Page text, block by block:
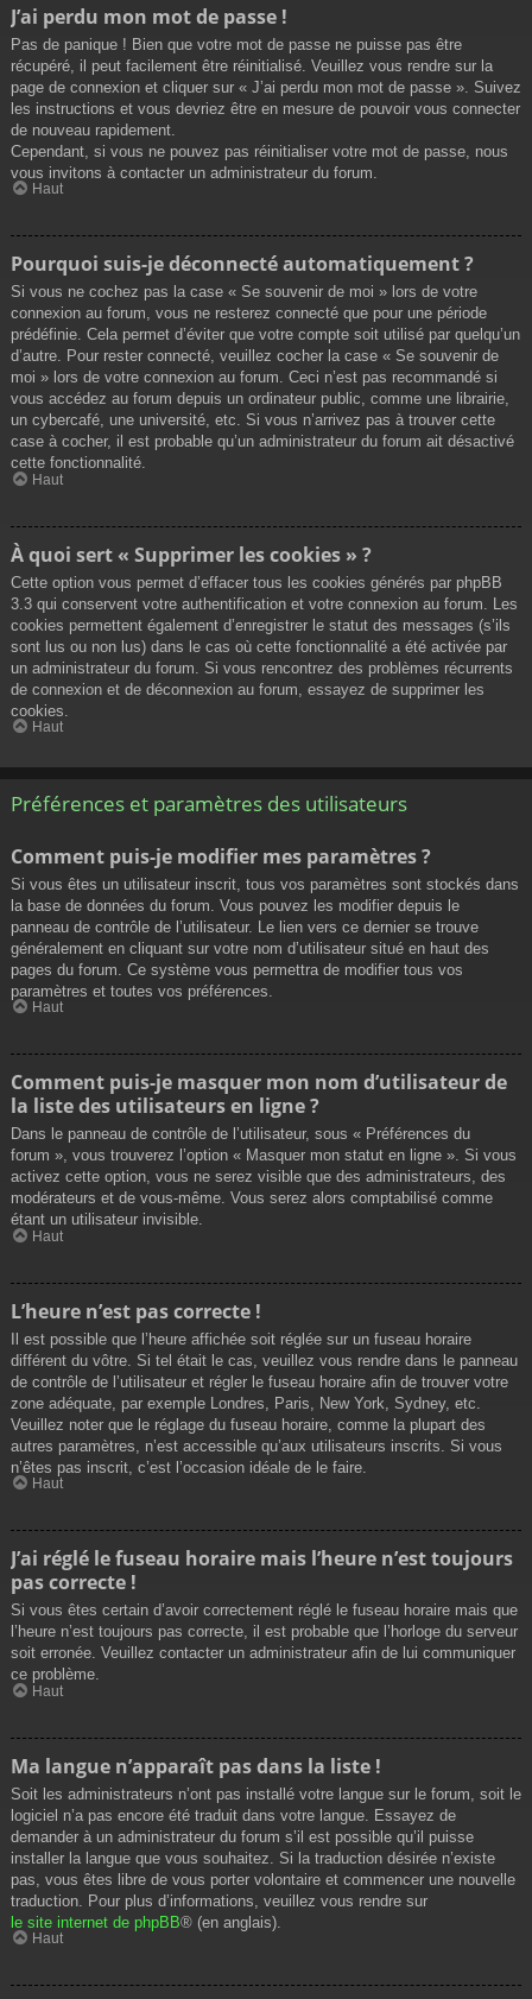
J’ai perdu mon mot de passe !
Pas de panique ! Bien que votre mot de passe ne puisse pas être
récupéré, il peut facilement être réinitialisé. Veuillez vous rendre sur la
page de connexion et cliquer sur « J’ai perdu mon mot de passe ». Suivez
les instructions et vous devriez être en mesure de pouvoir vous connecter
de nouveau rapidement.
Cependant, si vous ne pouvez pas réinitialiser votre mot de passe, nous
vous invitons à contacter un administrateur du forum.
Haut
Pourquoi suis-je déconnecté automatiquement ?
Si vous ne cochez pas la case « Se souvenir de moi » lors de votre
connexion au forum, vous ne resterez connecté que pour une période
prédéfinie. Cela permet d’éviter que votre compte soit utilisé par quelqu’un
d’autre. Pour rester connecté, veuillez cocher la case « Se souvenir de
moi » lors de votre connexion au forum. Ceci n’est pas recommandé si
vous accédez au forum depuis un ordinateur public, comme une librairie,
un cybercafé, une université, etc. Si vous n’arrivez pas à trouver cette
case à cocher, il est probable qu’un administrateur du forum ait désactivé
cette fonctionnalité.
Haut
À quoi sert « Supprimer les cookies » ?
Cette option vous permet d’effacer tous les cookies générés par phpBB
3.3 qui conservent votre authentification et votre connexion au forum. Les
cookies permettent également d’enregistrer le statut des messages (s’ils
sont lus ou non lus) dans le cas où cette fonctionnalité a été activée par
un administrateur du forum. Si vous rencontrez des problèmes récurrents
de connexion et de déconnexion au forum, essayez de supprimer les
cookies.
Haut
Préférences et paramètres des utilisateurs
Comment puis-je modifier mes paramètres ?
Si vous êtes un utilisateur inscrit, tous vos paramètres sont stockés dans
la base de données du forum. Vous pouvez les modifier depuis le
panneau de contrôle de l’utilisateur. Le lien vers ce dernier se trouve
généralement en cliquant sur votre nom d’utilisateur situé en haut des
pages du forum. Ce système vous permettra de modifier tous vos
paramètres et toutes vos préférences.
Haut
Comment puis-je masquer mon nom d’utilisateur de
la liste des utilisateurs en ligne ?
Dans le panneau de contrôle de l’utilisateur, sous « Préférences du
forum », vous trouverez l’option « Masquer mon statut en ligne ». Si vous
activez cette option, vous ne serez visible que des administrateurs, des
modérateurs et de vous-même. Vous serez alors comptabilisé comme
étant un utilisateur invisible.
Haut
L’heure n’est pas correcte !
Il est possible que l’heure affichée soit réglée sur un fuseau horaire
différent du vôtre. Si tel était le cas, veuillez vous rendre dans le panneau
de contrôle de l’utilisateur et régler le fuseau horaire afin de trouver votre
zone adéquate, par exemple Londres, Paris, New York, Sydney, etc.
Veuillez noter que le réglage du fuseau horaire, comme la plupart des
autres paramètres, n’est accessible qu’aux utilisateurs inscrits. Si vous
n’êtes pas inscrit, c’est l’occasion idéale de le faire.
Haut
J’ai réglé le fuseau horaire mais l’heure n’est toujours
pas correcte !
Si vous êtes certain d’avoir correctement réglé le fuseau horaire mais que
l’heure n’est toujours pas correcte, il est probable que l’horloge du serveur
soit erronée. Veuillez contacter un administrateur afin de lui communiquer
ce problème.
Haut
Ma langue n’apparaît pas dans la liste !
Soit les administrateurs n’ont pas installé votre langue sur le forum, soit le
logiciel n’a pas encore été traduit dans votre langue. Essayez de
demander à un administrateur du forum s’il est possible qu’il puisse
installer la langue que vous souhaitez. Si la traduction désirée n’existe
pas, vous êtes libre de vous porter volontaire et commencer une nouvelle
traduction. Pour plus d’informations, veuillez vous rendre sur
le site internet de phpBB® (en anglais).
Haut